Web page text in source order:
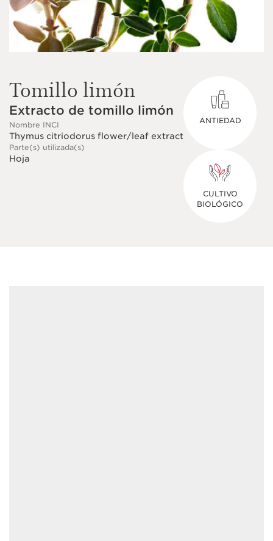
Tomillo limón
Extracto de tomillo limón
Nombre INCI
Thymus citriodorus flower/leaf extract
Parte(s) utilizada(s)
Hoja
ANTIEDAD
CULTIVO
BIOLÓGICO